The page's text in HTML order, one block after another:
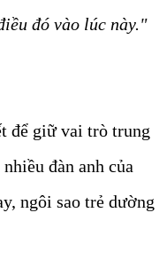
đó vào lúc này."
để giữ vai trò trung
đàn anh của
ngôi sao trẻ dường